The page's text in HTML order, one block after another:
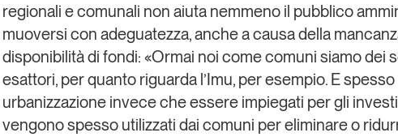
regionali e comunali non aiuta nemmeno il pubblico
muoversi con adeguatezza, anche a causa della
disponibilità di fondi: «Ormai noi come comuni siamo dei
esattori, per quanto riguarda l’Imu, per esempio. E
urbanizzazione invece che essere impiegati per gli
vengono spesso utilizzati dai comuni per eliminare o